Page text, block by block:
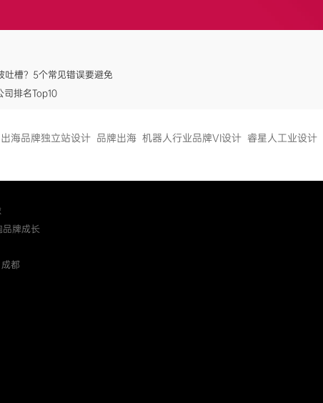
吐槽？5个常见错误要避免
司排名Top10
出海品牌独立站设计 品牌出海 机器人行业品牌VI设计 睿星人工业设计
牌成长
都